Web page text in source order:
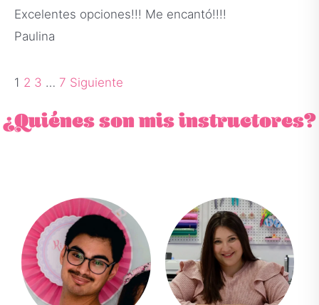
Excelentes opciones!!! Me encantó!!!!
Paulina
1 2 3 … 7 Siguiente
¿Quiénes son mis instructores?